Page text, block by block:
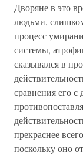
Дворяне в это
людьми,
процесс
системы,
сказывался в
сравнения его
прекраснее
поскольку оно